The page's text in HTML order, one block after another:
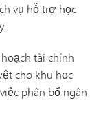
vụ hỗ trợ học
tài chính
cho khu học
phân bổ ngân